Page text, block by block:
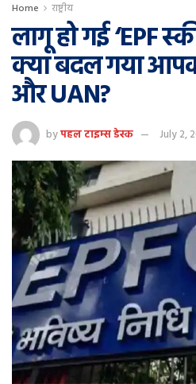
Home राष्ट्रीय
लागू हो गई ‘EPF
क्या बदल गया
और UAN?
byपहल टाइम्स डेस्क July 2,